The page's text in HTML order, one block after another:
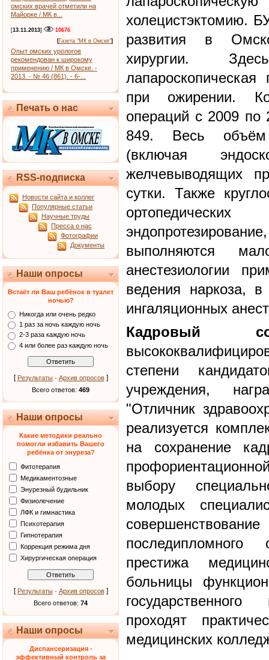
омских врачей отметили на
Майорке / МК в...
[13.11.2013]
10676
[Газета "МК в Омске"]
Опыт омских урологов
рекомендован к широкому
применению / МК в Омске. -
2013. - № 46 (861). - 6-...
Печать о нас
RSS-подписка
Новости сайта и коллег
Популярные статьи
Научные труды
Пресса о нас
Фотографии
Документы
Наши опросы
Встаёт ли Ваш ребёнок в туалет
ночью?
Никогда или очень редко
1 раз за ночь каждую ночь
2-3 раза каждую ночь
4 или более раз каждую ночь
[ Результаты· Архив опросов]
Всего ответов: 469
Наши опросы
Какие методики реально
помогли избавить Вашего
ребёнка от энуреза?
Фитотерапия
Медикаментозные
Энурезный будильник
Физиолечение
ЛФК и гимнастика
Психотерапия
Гипнотерапия
Коррекция режима дня
Хирургическая операция
[ Результаты· Архив опросов]
Всего ответов: 74
Наши опросы
Диспансеризация -
эффективный контроль за
развития в
хирургии.
при ожирении.
операций с 2009 по
849. Весь объём
(включая
желчевыводящих
сутки. Также
выполняются
анестезиологии
ведения наркоза,
ингаляционных
Кадровый
степени
учреждения,
"Отличник
реализуется
на сохранение
выбору
молодых
престижа
больницы
государственного
проходят
медицинских